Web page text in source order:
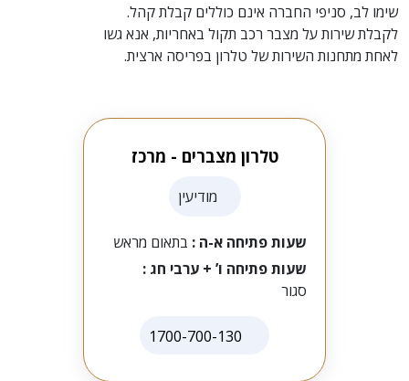
שימו לב, סניפי החברה אינם כוללים קבלת קהל.
לקבלת שירות על מצבר רכב תקול באחריות, אנא גשו
לאחת מתחנות השירות של טלרון בפריסה ארצית.
טלרון מצברים - מרכז
מודיעין
שעות פתיחה א-ה : בתאום מראש
שעות פתיחה ו’ + ערבי חג :
סגור
1700-700-130